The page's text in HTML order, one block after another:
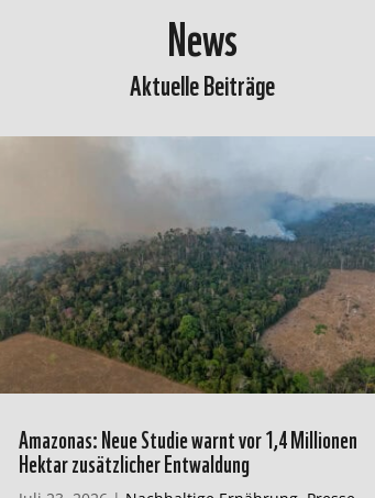
News
Aktuelle Beiträge
Amazonas: Neue Studie warnt vor 1,4 Millionen
Hektar zusätzlicher Entwaldung